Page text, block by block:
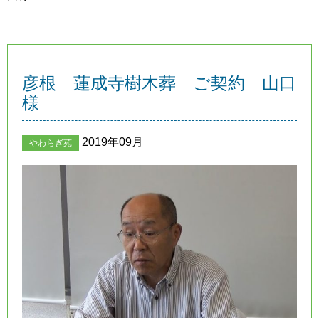
彦根 蓮成寺樹木葬 ご契約 山口
様
やわらぎ苑 2019年09月